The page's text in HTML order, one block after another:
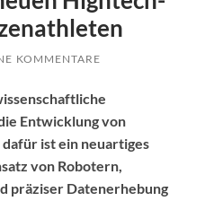
KOMMENTARE
Entwicklung von
dafür ist ein neuartiges
von Robotern,
präziser Datenerhebung